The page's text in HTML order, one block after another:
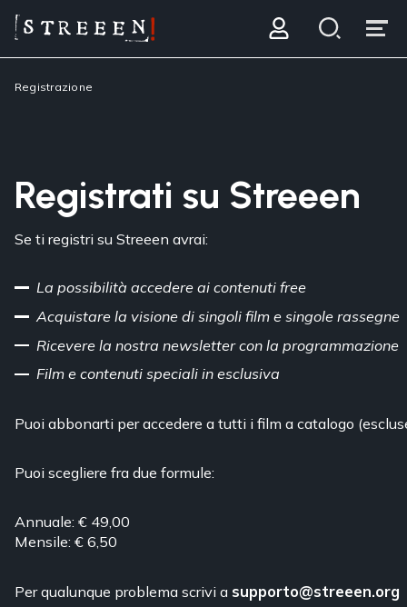
Registrazione
Registrati su Streeen
Se ti registri su Streeen avrai:
La possibilità accedere ai contenuti free
Acquistare la visione di singoli film e singole rassegne
Ricevere la nostra newsletter con la programmazione
Film e contenuti speciali in esclusiva
Puoi abbonarti per accedere a tutti i film a catalogo
Puoi scegliere fra due formule:
Annuale: € 49,00
Mensile: € 6,50
Per qualunque problema scrivi a supporto@streeen.org